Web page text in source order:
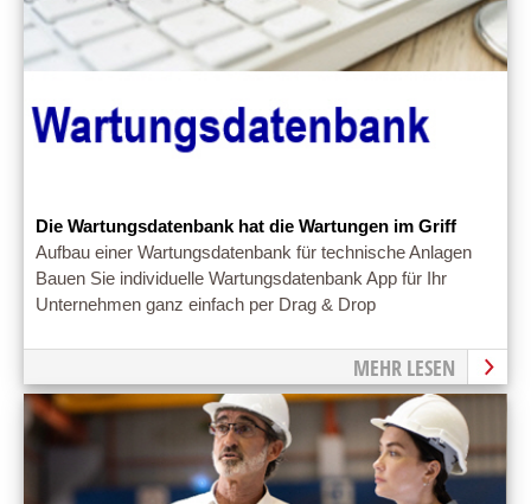
Die Wartungsdatenbank hat die Wartungen im Griff
Aufbau einer Wartungsdatenbank für technische Anlagen
Bauen Sie individuelle Wartungsdatenbank App für Ihr
Unternehmen ganz einfach per Drag & Drop
MEHR LESEN